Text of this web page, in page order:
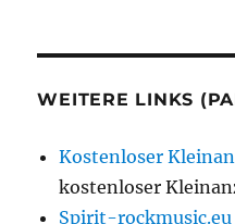
WEITERE LINKS
Kostenloser
kostenloser
Spirit-rockmusic.eu